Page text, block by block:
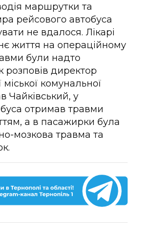
маршрутки та
рейсового автобуса
не вдалося. Лікарі
життя на операційному
були надто
розповів директор
міської комунальної
Чайківський, у
отримав травми
а в пасажирки була
мозкова травма та